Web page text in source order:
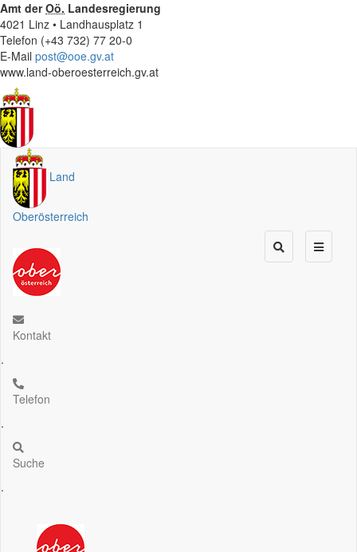
Amt derOö. Landesregierung
4021 Linz • Landhausplatz 1
Telefon (+43 732) 77 20-0
E-Mail post@ooe.gv.at
www.land-oberoesterreich.gv.at
Land
Oberösterreich
Kontakt
.
Telefon
.
Suche
.